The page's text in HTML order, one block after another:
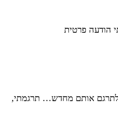
הודעה פרטית
לתרגם אותם מחדש… תרגמתי,